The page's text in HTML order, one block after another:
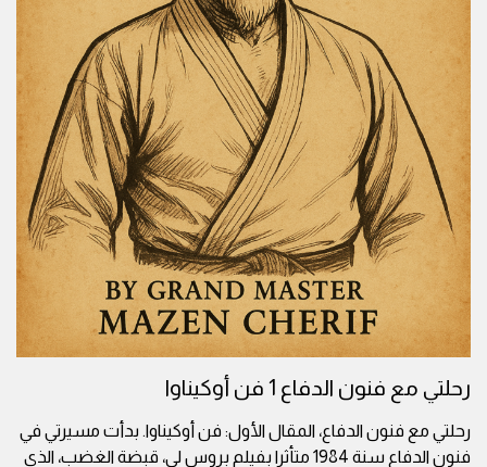
رحلتي مع فنون الدفاع 1 فن أوكيناوا
رحلتي مع فنون الدفاع، المقال الأول: فن أوكيناوا. بدأت مسيرتي في
فنون الدفاع سنة 1984 متأثرا بفيلم بروس لي، قبضة الغضب، الذي